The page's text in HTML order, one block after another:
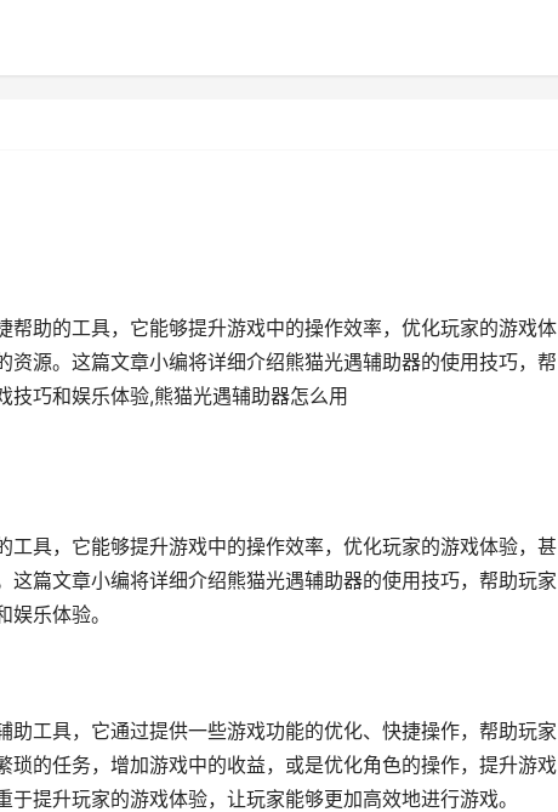
助的工具，它能够提升游戏中的操作效率，优化玩家的游戏体
源。这篇文章小编将详细介绍熊猫光遇辅助器的使用技巧，帮
巧和娱乐体验,熊猫光遇辅助器怎么用
具，它能够提升游戏中的操作效率，优化玩家的游戏体验，甚
篇文章小编将详细介绍熊猫光遇辅助器的使用技巧，帮助玩家
乐体验。
工具，它通过提供一些游戏功能的优化、快捷操作，帮助玩家
的任务，增加游戏中的收益，或是优化角色的操作，提升游戏
提升玩家的游戏体验，让玩家能够更加高效地进行游戏。